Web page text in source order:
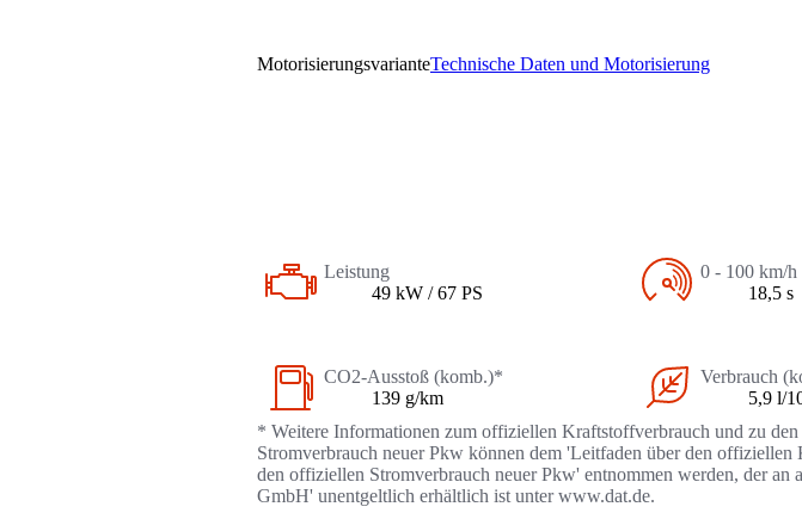
MotorisierungsvarianteTechnische Daten und Motorisierung
Leistung
49 kW / 67 PS
0 - 100 km/h
18,5 s
CO2-Ausstoß (komb.)*
139 g/km
Verbrauch
5,9 l/
* Weitere Informationen zum offiziellen Kraftstoffverbrauch und zu
Stromverbrauch neuer Pkw können dem 'Leitfaden über den
den offiziellen Stromverbrauch neuer Pkw' entnommen werden, der
GmbH' unentgeltlich erhältlich ist unter www.dat.de.